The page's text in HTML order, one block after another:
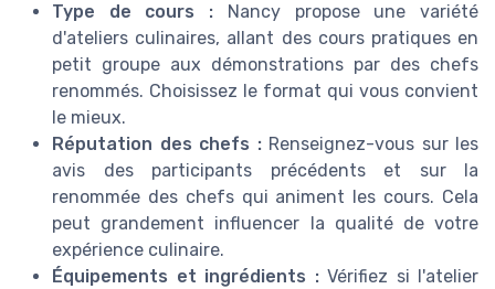
Type de cours : Nancy propose une variété
d'ateliers culinaires, allant des cours pratiques en
petit groupe aux démonstrations par des chefs
renommés. Choisissez le format qui vous convient
le mieux.
Réputation des chefs :Renseignez-vous sur les
avis des participants précédents et sur la
renommée des chefs qui animent les cours. Cela
peut grandement influencer la qualité de votre
expérience culinaire.
Équipements et ingrédients :Vérifiez si l'atelier